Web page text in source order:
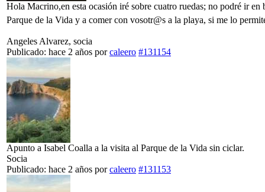
Hola Macrino,en esta ocasión iré sobre cuatro ruedas; no podré ir
Parque de la Vida y a comer con vosotr@s a la playa, si me lo
Angeles Alvarez, socia
Publicado: hace 2 años porcaleero #131154
Apunto a Isabel Coalla a la visita al Parque de la Vida sin ciclar.
Socia
Publicado: hace 2 años porcaleero #131153